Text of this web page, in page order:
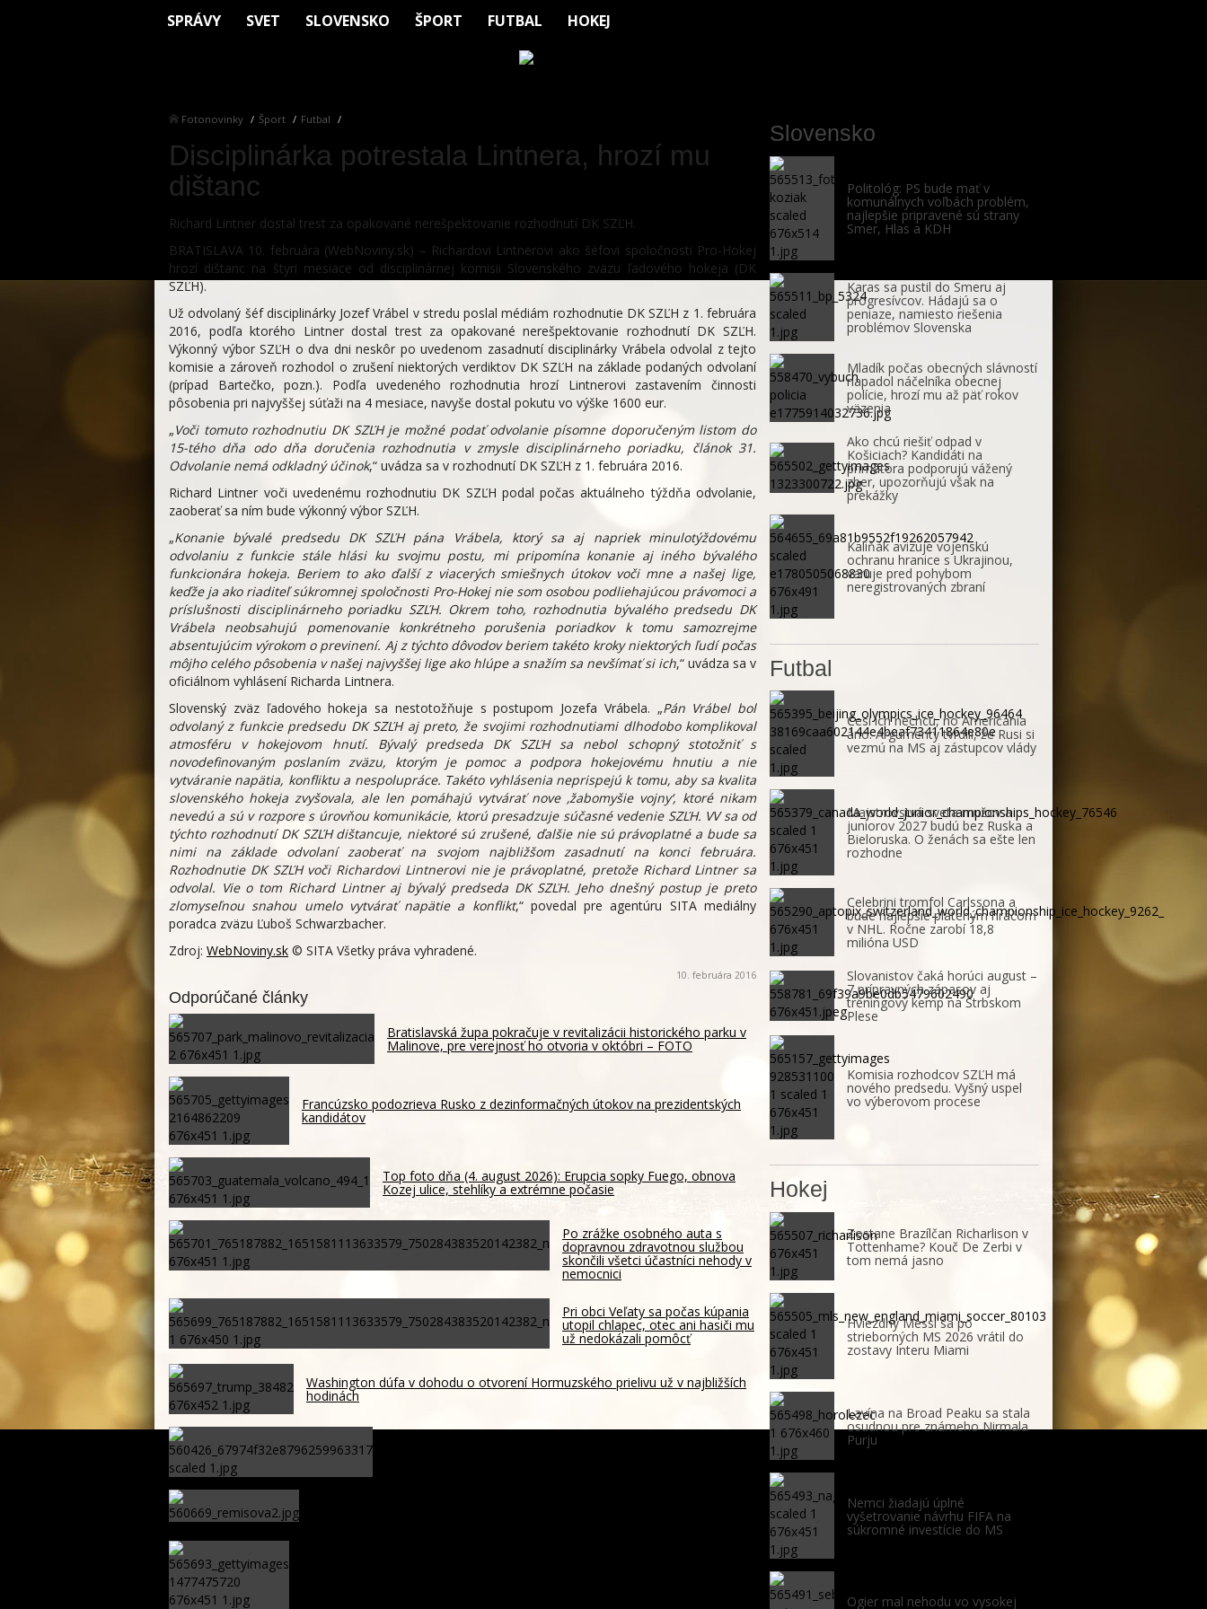
SPRÁVY SVET SLOVENSKO ŠPORT FUTBAL HOKEJ
Fotonovinky Šport Futbal
Disciplinárka potrestala Lintnera, hrozí mu
dištanc
Richard Lintner dostal trest za opakované nerešpektovanie rozhodnutí DK SZĽH.
BRATISLAVA 10. februára (WebNoviny.sk) – Richardovi Lintnerovi ako šéfovi spoločnosti Pro-Hokej
hrozí dištanc na štyri mesiace od disciplinárnej komisii Slovenského zväzu ľadového hokeja (DK
SZĽH).
Už odvolaný šéf disciplinárky Jozef Vrábel v stredu poslal médiám rozhodnutie DK SZĽH z 1. februára
2016, podľa ktorého Lintner dostal trest za opakované nerešpektovanie rozhodnutí DK SZĽH.
Výkonný výbor SZĽH o dva dni neskôr po uvedenom zasadnutí disciplinárky Vrábela odvolal z tejto
komisie a zároveň rozhodol o zrušení niektorých verdiktov DK SZĽH na základe podaných odvolaní
(prípad Bartečko, pozn.). Podľa uvedeného rozhodnutia hrozí Lintnerovi zastavením činnosti
pôsobenia pri najvyššej súťaži na 4 mesiace, navyše dostal pokutu vo výške 1600 eur.
„Voči tomuto rozhodnutiu DK SZĽH je možné podať odvolanie písomne doporučeným listom do
15-tého dňa odo dňa doručenia rozhodnutia v zmysle disciplinárneho poriadku, článok 31.
Odvolanie nemá odkladný účinok,“ uvádza sa v rozhodnutí DK SZĽH z 1. februára 2016.
Richard Lintner voči uvedenému rozhodnutiu DK SZĽH podal počas aktuálneho týždňa odvolanie,
zaoberať sa ním bude výkonný výbor SZĽH.
„Konanie bývalé predsedu DK SZĽH pána Vrábela, ktorý sa aj napriek minulotýždovému
odvolaniu z funkcie stále hlási ku svojmu postu, mi pripomína konanie aj iného bývalého
funkcionára hokeja. Beriem to ako ďalší z viacerých smiešnych útokov voči mne a našej lige,
keďže ja ako riaditeľ súkromnej spoločnosti Pro-Hokej nie som osobou podliehajúcou právomoci a
príslušnosti disciplinárneho poriadku SZĽH. Okrem toho, rozhodnutia bývalého predsedu DK
Vrábela neobsahujú pomenovanie konkrétneho porušenia poriadkov k tomu samozrejme
absentujúcim výrokom o previnení. Aj z týchto dôvodov beriem takéto kroky niektorých ľudí počas
môjho celého pôsobenia v našej najvyššej lige ako hlúpe a snažím sa nevšímať si ich,“ uvádza sa v
oficiálnom vyhlásení Richarda Lintnera.
Slovenský zväz ľadového hokeja sa nestotožňuje s postupom Jozefa Vrábela. „Pán Vrábel bol
odvolaný z funkcie predsedu DK SZĽH aj preto, že svojimi rozhodnutiami dlhodobo komplikoval
atmosféru v hokejovom hnutí. Bývalý predseda DK SZĽH sa nebol schopný stotožniť s
novodefinovaným poslaním zväzu, ktorým je pomoc a podpora hokejovému hnutiu a nie
vytváranie napätia, konfliktu a nespolupráce. Takéto vyhlásenia neprispejú k tomu, aby sa kvalita
slovenského hokeja zvyšovala, ale len pomáhajú vytvárať nove ‚žabomyšie vojny‘, ktoré nikam
nevedú a sú v rozpore s úrovňou komunikácie, ktorú presadzuje súčasné vedenie SZĽH. VV sa od
týchto rozhodnutí DK SZĽH dištancuje, niektoré sú zrušené, ďalšie nie sú právoplatné a bude sa
nimi na základe odvolaní zaoberať na svojom najbližšom zasadnutí na konci februára.
Rozhodnutie DK SZĽH voči Richardovi Lintnerovi nie je právoplatné, pretože Richard Lintner sa
odvolal. Vie o tom Richard Lintner aj bývalý predseda DK SZĽH. Jeho dnešný postup je preto
zlomyseľnou snahou umelo vytvárať napätie a konflikt,“ povedal pre agentúru SITA mediálny
poradca zväzu Ľuboš Schwarzbacher.
Zdroj: WebNoviny.sk © SITA Všetky práva vyhradené.
10. februára 2016
Odporúčané články
Bratislavská župa pokračuje v revitalizácii historického parku v
Malinove, pre verejnosť ho otvoria v októbri – FOTO
Francúzsko podozrieva Rusko z dezinformačných útokov na prezidentských
kandidátov
Top foto dňa (4. august 2026): Erupcia sopky Fuego, obnova
Kozej ulice, stehlíky a extrémne počasie
Po zrážke osobného auta s
dopravnou zdravotnou službou
skončili všetci účastníci nehody v
nemocnici
Pri obci Veľaty sa počas kúpania
utopil chlapec, otec ani hasiči mu
už nedokázali pomôcť
Washington dúfa v dohodu o otvorení Hormuzského prielivu už v najbližších
hodinách
Slovensko
Politológ: PS bude mať v
komunálnych voľbách problém,
najlepšie pripravené sú strany
Smer, Hlas a KDH
Karas sa pustil do Smeru aj
progresívcov. Hádajú sa o
peniaze, namiesto riešenia
problémov Slovenska
Mladík počas obecných slávností
napadol náčelníka obecnej
polície, hrozí mu až päť rokov
väzenia
Ako chcú riešiť odpad v
Košiciach? Kandidáti na
primátora podporujú vážený
zber, upozorňujú však na
prekážky
Kaliňák avizuje vojenskú
ochranu hranice s Ukrajinou,
varuje pred pohybom
neregistrovaných zbraní
Futbal
Česi ich nechcú, no Američania
áno. Argumenty tvrdili, že Rusi si
vezmú na MS aj zástupcov vlády
Majstrovstvá sveta mužov a
juniorov 2027 budú bez Ruska a
Bieloruska. O ženách sa ešte len
rozhodne
Celebrini tromfol Carlssona a
bude najlepšie plateným hráčom
v NHL. Ročne zarobí 18,8
milióna USD
Slovanistov čaká horúci august –
7 prípravných zápasov aj
tréningový kemp na Štrbskom
Plese
Komisia rozhodcov SZĽH má
nového predsedu. Vyšný uspel
vo výberovom procese
Hokej
Zostane Brazílčan Richarlison v
Tottenhame? Kouč De Zerbi v
tom nemá jasno
Hviezdny Messi sa po
strieborných MS 2026 vrátil do
zostavy Interu Miami
Lavína na Broad Peaku sa stala
osudnou pre známeho Nirmala
Purju
Nemci žiadajú úplné
vyšetrovanie návrhu FIFA na
súkromné investície do MS
Ogier mal nehodu vo vysokej